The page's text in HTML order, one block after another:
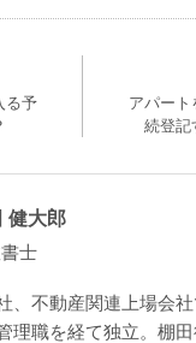
る予
アパート
続登
健大郎
士
、不動産関連上場会
理職を経て独立。棚田